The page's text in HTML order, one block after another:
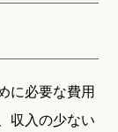
に必要な費用
収入の少ない